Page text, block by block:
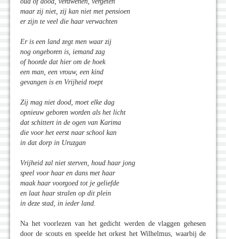
maar zij niet, zij kan niet met pensioen
er zijn te veel die haar verwachten
Er is een land zegt men waar zij
nog ongeboren is, iemand zag
of hoorde dat hier om de hoek
een man, een vrouw, een kind
gevangen is en Vrijheid roept
Zij mag niet dood, moet elke dag
opnieuw geboren worden als het licht
dat schittert in de ogen van Karima
die voor het eerst naar school kan
in dat dorp in Uruzgan
Vrijheid zal niet sterven, houd haar jong
speel voor haar en dans met haar
maak haar voorgoed tot je geliefde
en laat haar stralen op dit plein
in deze stad, in ieder land.
Na het voorlezen van het gedicht werden de vlaggen gehesen
door de scouts en speelde het orkest het Wilhelmus, waarbij de